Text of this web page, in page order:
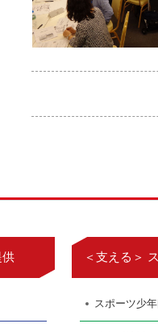
供 ＜支える＞
スポーツ少年